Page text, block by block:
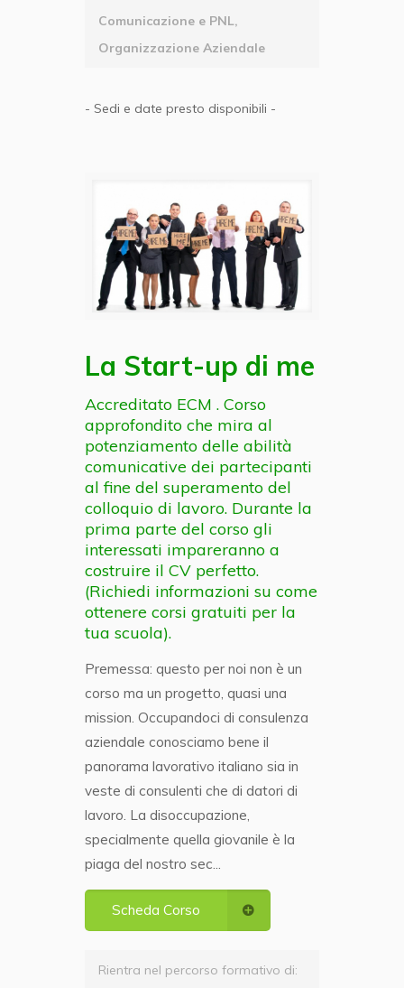
Comunicazione e PNL,
Organizzazione Aziendale
- Sedi e date presto disponibili -
La Start-up di me
Accreditato ECM . Corso
approfondito che mira al
potenziamento delle abilità
comunicative dei partecipanti
al fine del superamento del
colloquio di lavoro. Durante la
prima parte del corso gli
interessati impareranno a
costruire il CV perfetto.
(Richiedi informazioni su come
ottenere corsi gratuiti per la
tua scuola).
Premessa: questo per noi non è un
corso ma un progetto, quasi una
mission. Occupandoci di consulenza
aziendale conosciamo bene il
panorama lavorativo italiano sia in
veste di consulenti che di datori di
lavoro. La disoccupazione,
specialmente quella giovanile è la
piaga del nostro sec...
Scheda Corso
Rientra nel percorso formativo di: